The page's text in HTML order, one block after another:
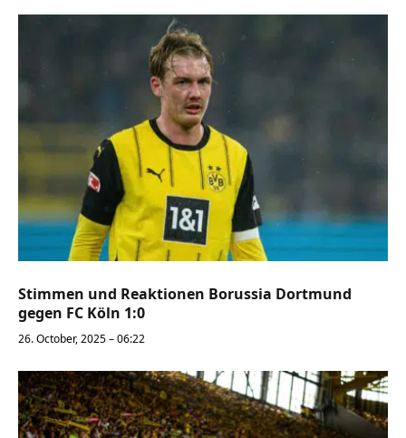
Stimmen und Reaktionen Borussia Dortmund
gegen FC Köln 1:0
26. October, 2025 – 06:22